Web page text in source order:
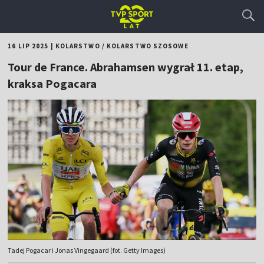
16 LIP 2025 KOLARSTWO / KOLARSTWO SZOSOWE
Tour de France. Abrahamsen wygrał 11. etap,
kraksa Pogacara
Tadej Pogacar i Jonas Vingegaard (fot. Getty Images)